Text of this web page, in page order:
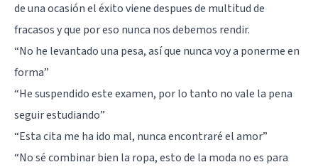
de una ocasión el éxito viene despues de multitud de
fracasos y que por eso nunca nos debemos rendir.
“No he levantado una pesa, así que nunca voy a ponerme en
forma”
“He suspendido este examen, por lo tanto no vale la pena
seguir estudiando”
“Esta cita me ha ido mal, nunca encontraré el amor”
“No sé combinar bien la ropa, esto de la moda no es para